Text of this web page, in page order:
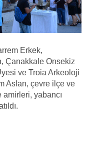
Erkek,
Çanakkale Onsekiz
ve Troia Arkeoloji
Aslan, çevre ilçe ve
yabancı